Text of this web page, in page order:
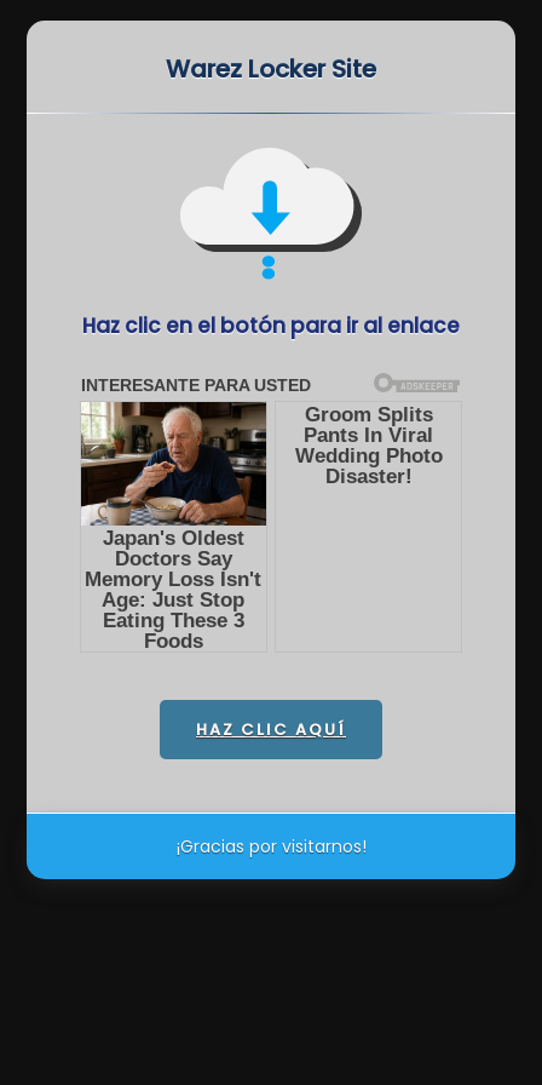
Warez Locker Site
Haz clic en el botón para ir al enlace
HAZ CLIC AQUÍ
¡Gracias por visitarnos!